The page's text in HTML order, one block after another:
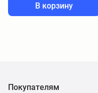
В корзину
Покупателям